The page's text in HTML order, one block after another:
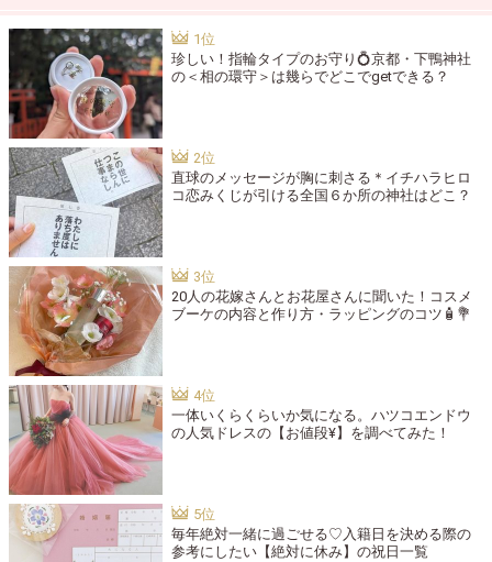
珍しい！指輪タイプのお守り💍京都・下鴨神社
の＜相の環守＞は幾らでどこでgetできる？
直球のメッセージが胸に刺さる＊イチハラヒロ
コ恋みくじが引ける全国６か所の神社はどこ？
20人の花嫁さんとお花屋さんに聞いた！コスメ
ブーケの内容と作り方・ラッピングのコツ🧴💐
一体いくらくらいか気になる。ハツコエンドウ
の人気ドレスの【お値段¥】を調べてみた！
毎年絶対一緒に過ごせる♡入籍日を決める際の
参考にしたい【絶対に休み】の祝日一覧